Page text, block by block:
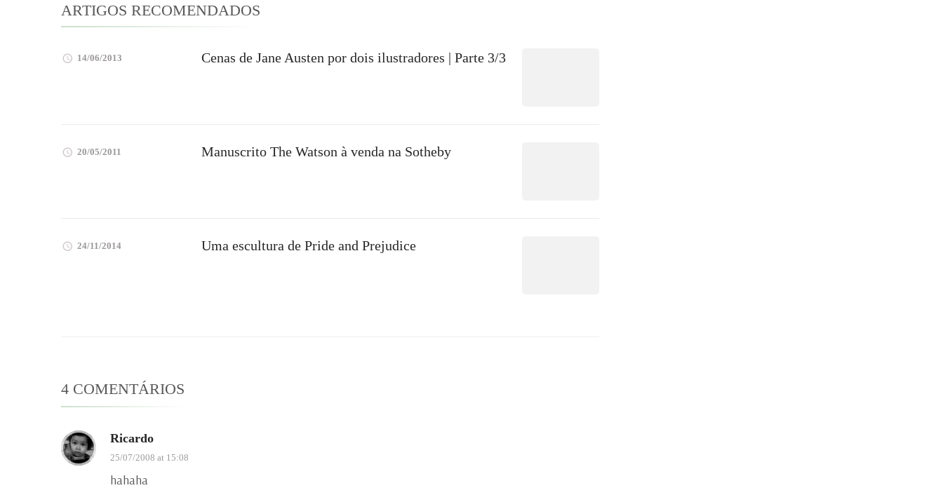
ARTIGOS RECOMENDADOS
14/06/2013 Cenas de Jane Austen por dois ilustradores | Parte 3/3
20/05/2011 Manuscrito The Watson à venda na Sotheby
24/11/2014 Uma escultura de Pride and Prejudice
4 COMENTÁRIOS
Ricardo
25/07/2008 at 15:08
hahaha